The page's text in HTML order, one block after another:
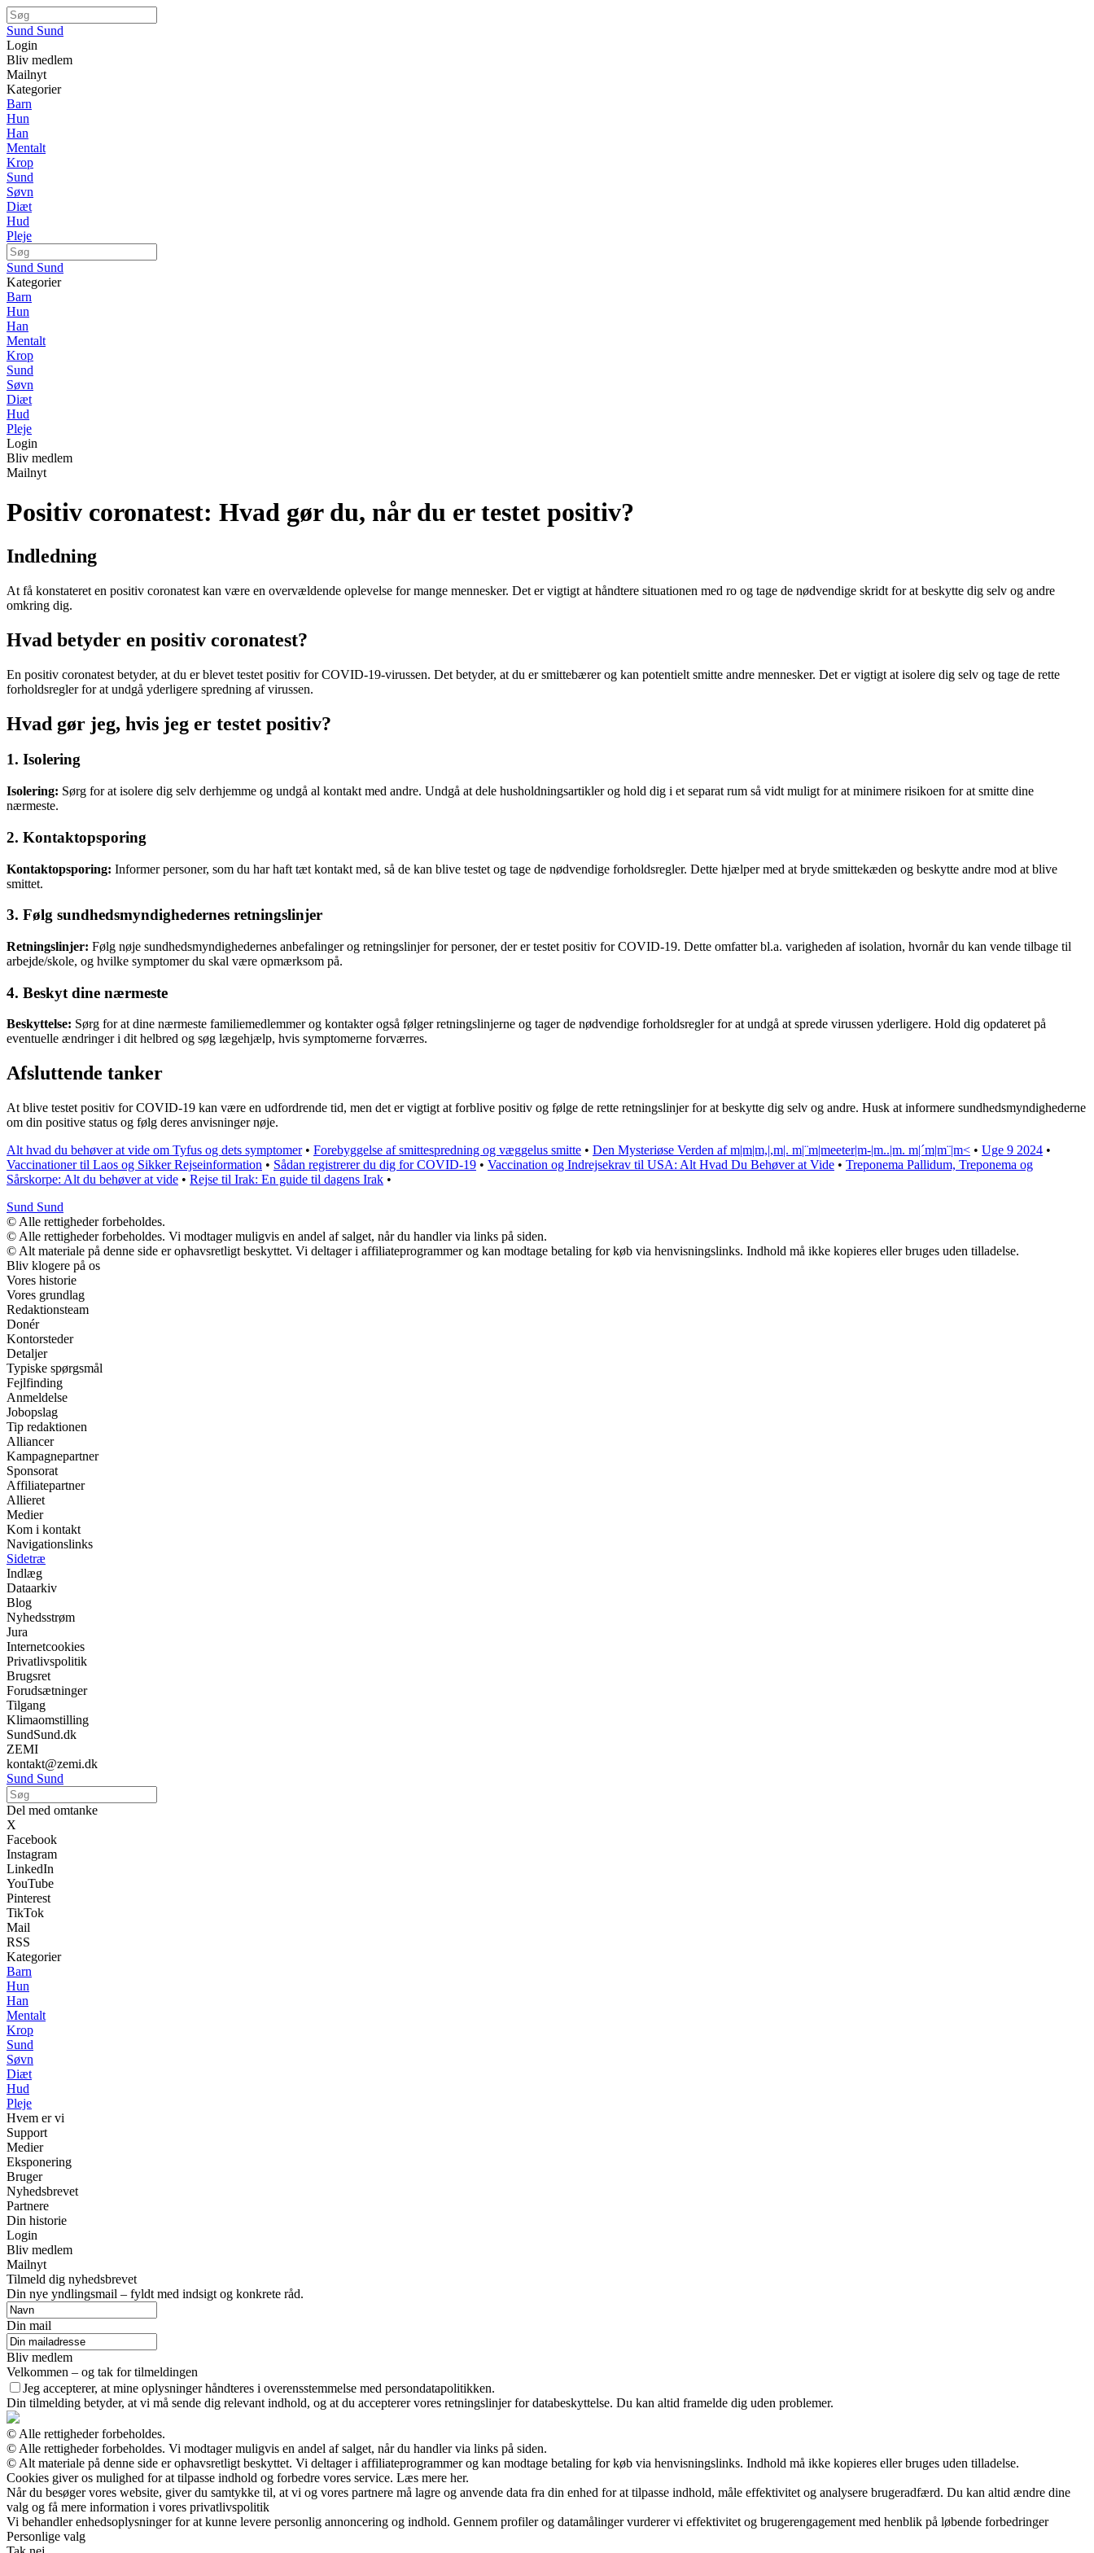
Sund Sund
Login
Bliv medlem
Mailnyt
Kategorier
Barn
Hun
Han
Mentalt
Krop
Sund
Søvn
Diæt
Hud
Pleje
Sund Sund
Kategorier
Barn
Hun
Han
Mentalt
Krop
Sund
Søvn
Diæt
Hud
Pleje
Login
Bliv medlem
Mailnyt
Positiv coronatest: Hvad gør du, når du er testet positiv?
Indledning
At få konstateret en positiv coronatest kan være en overvældende oplevelse for mange mennesker. Det er vigtigt at håndtere situationen med ro og tage de nødvendige skridt for at beskytte dig selv og andre
omkring dig.
Hvad betyder en positiv coronatest?
En positiv coronatest betyder, at du er blevet testet positiv for COVID-19-virussen. Det betyder, at du er smittebærer og kan potentielt smitte andre mennesker. Det er vigtigt at isolere dig selv og tage de rette
forholdsregler for at undgå yderligere spredning af virussen.
Hvad gør jeg, hvis jeg er testet positiv?
1. Isolering
Isolering: Sørg for at isolere dig selv derhjemme og undgå al kontakt med andre. Undgå at dele husholdningsartikler og hold dig i et separat rum så vidt muligt for at minimere risikoen for at smitte dine
nærmeste.
2. Kontaktopsporing
Kontaktopsporing: Informer personer, som du har haft tæt kontakt med, så de kan blive testet og tage de nødvendige forholdsregler. Dette hjælper med at bryde smittekæden og beskytte andre mod at blive
smittet.
3. Følg sundhedsmyndighedernes retningslinjer
Retningslinjer: Følg nøje sundhedsmyndighedernes anbefalinger og retningslinjer for personer, der er testet positiv for COVID-19. Dette omfatter bl.a. varigheden af isolation, hvornår du kan vende tilbage til
arbejde/skole, og hvilke symptomer du skal være opmærksom på.
4. Beskyt dine nærmeste
Beskyttelse: Sørg for at dine nærmeste familiemedlemmer og kontakter også følger retningslinjerne og tager de nødvendige forholdsregler for at undgå at sprede virussen yderligere. Hold dig opdateret på
eventuelle ændringer i dit helbred og søg lægehjælp, hvis symptomerne forværres.
Afsluttende tanker
At blive testet positiv for COVID-19 kan være en udfordrende tid, men det er vigtigt at forblive positiv og følge de rette retningslinjer for at beskytte dig selv og andre. Husk at informere sundhedsmyndighederne
om din positive status og følg deres anvisninger nøje.
Alt hvad du behøver at vide om Tyfus og dets symptomer• Forebyggelse af smittespredning og væggelus smitte • Den Mysteriøse Verden af m|m|m,|,m|. m|¨m|meeter|m-|m..|m. m|´m|m¨|m< • Uge 9 2024 •
Vaccinationer til Laos og Sikker Rejseinformation • Sådan registrerer du dig for COVID-19 • Vaccination og Indrejsekrav til USA: Alt Hvad Du Behøver at Vide • Treponema Pallidum, Treponema og
Sårskorpe: Alt du behøver at vide • Rejse til Irak: En guide til dagens Irak •
Sund Sund
© Alle rettigheder forbeholdes.
© Alle rettigheder forbeholdes. Vi modtager muligvis en andel af salget, når du handler via links på siden.
© Alt materiale på denne side er ophavsretligt beskyttet. Vi deltager i affiliateprogrammer og kan modtage betaling for køb via henvisningslinks. Indhold må ikke kopieres eller bruges uden tilladelse.
Bliv klogere på os
Vores historie
Vores grundlag
Redaktionsteam
Donér
Kontorsteder
Detaljer
Typiske spørgsmål
Fejlfinding
Anmeldelse
Jobopslag
Tip redaktionen
Alliancer
Kampagnepartner
Sponsorat
Affiliatepartner
Allieret
Medier
Kom i kontakt
Navigationslinks
Sidetræ
Indlæg
Dataarkiv
Blog
Nyhedsstrøm
Jura
Internetcookies
Privatlivspolitik
Brugsret
Forudsætninger
Tilgang
Klimaomstilling
SundSund.dk
ZEMI
kontakt@zemi.dk
Sund Sund
Del med omtanke
X
Facebook
Instagram
LinkedIn
YouTube
Pinterest
TikTok
Mail
RSS
Kategorier
Barn
Hun
Han
Mentalt
Krop
Sund
Søvn
Diæt
Hud
Pleje
Hvem er vi
Support
Medier
Eksponering
Bruger
Nyhedsbrevet
Partnere
Din historie
Login
Bliv medlem
Mailnyt
Tilmeld dig nyhedsbrevet
Din nye yndlingsmail – fyldt med indsigt og konkrete råd.
Din mail
Bliv medlem
Velkommen – og tak for tilmeldingen
Jeg accepterer, at mine oplysninger håndteres i overensstemmelse med persondatapolitikken.
Din tilmelding betyder, at vi må sende dig relevant indhold, og at du accepterer vores retningslinjer for databeskyttelse. Du kan altid framelde dig uden problemer.
© Alle rettigheder forbeholdes.
© Alle rettigheder forbeholdes. Vi modtager muligvis en andel af salget, når du handler via links på siden.
© Alt materiale på denne side er ophavsretligt beskyttet. Vi deltager i affiliateprogrammer og kan modtage betaling for køb via henvisningslinks. Indhold må ikke kopieres eller bruges uden tilladelse.
Cookies giver os mulighed for at tilpasse indhold og forbedre vores service. Læs mere her.
Når du besøger vores website, giver du samtykke til, at vi og vores partnere må lagre og anvende data fra din enhed for at tilpasse indhold, måle effektivitet og analysere brugeradfærd. Du kan altid ændre dine
valg og få mere information i vores privatlivspolitik
Vi behandler enhedsoplysninger for at kunne levere personlig annoncering og indhold. Gennem profiler og datamålinger vurderer vi effektivitet og brugerengagement med henblik på løbende forbedringer
Personlige valg